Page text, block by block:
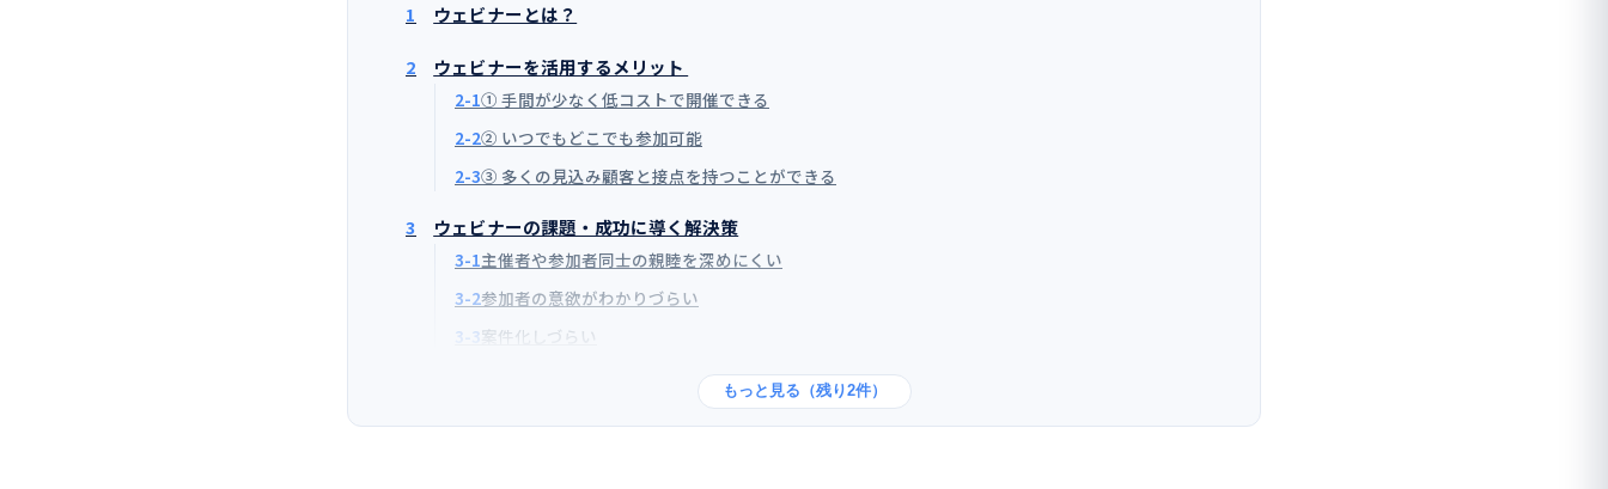
1 ウェビナーとは？
2 ウェビナーを活用するメリット
2-1① 手間が少なく低コストで開催できる
2-2② いつでもどこでも参加可能
2-3③ 多くの見込み顧客と接点を持つことができる
3 ウェビナーの課題・成功に導く解決策
3-1主催者や参加者同士の親睦を深めにくい
3-2参加者の意欲がわかりづらい
3-3案件化しづらい
もっと見る（残り2件）